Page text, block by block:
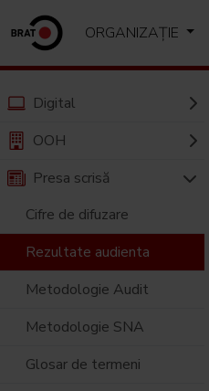
ORGANIZAȚIE
Digital
OOH
Presa scrisă
Cifre de difuzare
Rezultate audienta
Metodologie Audit
Metodologie SNA
Glosar de termeni